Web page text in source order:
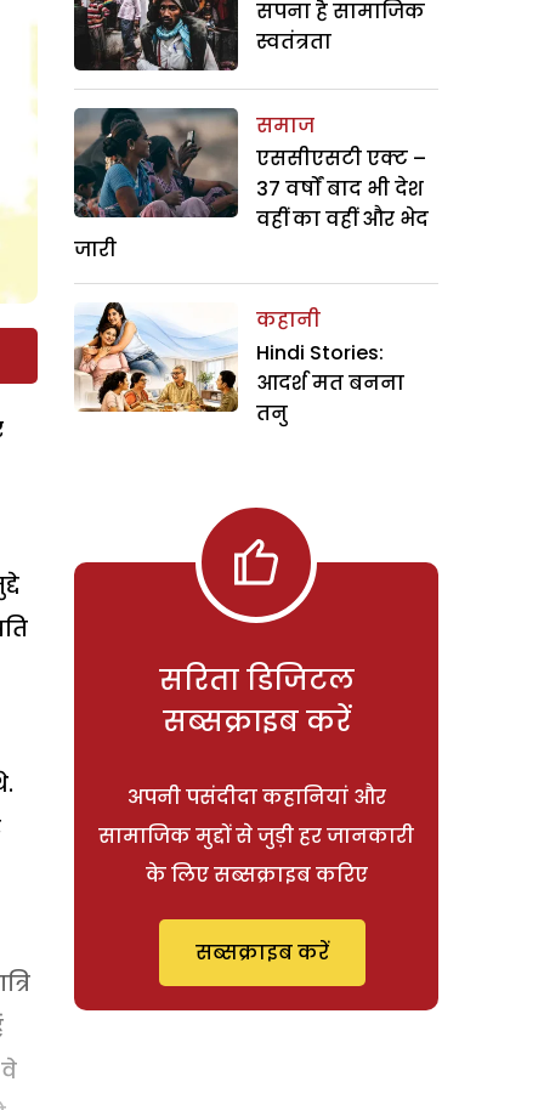
सपना है सामाजिक
स्वतंत्रता
समाज
एससीएसटी एक्ट –
37 वर्षों बाद भी देश
वहीं का वहीं और भेद
जारी
कहानी
Hindi Stories:
आदर्श मत बनना
तनु
सरिता डिजिटल
सब्सक्राइब करें
अपनी पसंदीदा कहानियां और
सामाजिक मुद्दों से जुड़ी हर जानकारी
के लिए सब्सक्राइब करिए
सब्सक्राइब करें